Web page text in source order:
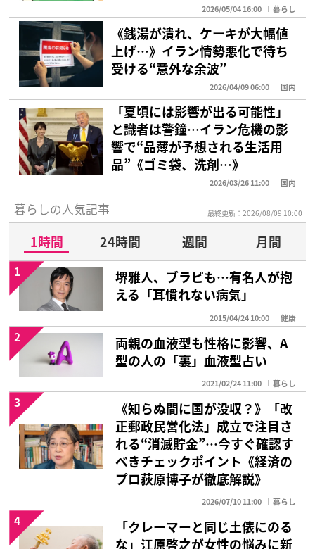
2026/05/04 16:00 暮らし
《銭湯が潰れ、ケーキが大幅値
上げ…》イラン情勢悪化で待ち
受ける“意外な余波”
2026/04/09 06:00 国内
「夏頃には影響が出る可能性」
と識者は警鐘…イラン危機の影
響で“品薄が予想される生活用
品”《ゴミ袋、洗剤…》
2026/03/26 11:00 国内
暮らしの人気記事 最終更新：2026/08/09 10:00
1時間 24時間 週間
月間
堺雅人、ブラピも…有名人が抱
える「耳慣れない病気」
2015/04/24 10:00 健康
1
両親の血液型も性格に影響、A
型の人の「裏」血液型占い
2021/02/24 11:00 暮らし
2
《知らぬ間に国が没収？》「改
正郵政民営化法」成立で注目さ
れる“消滅貯金”…今すぐ確認す
べきチェックポイント《経済の
プロ荻原博子が徹底解説》
2026/07/10 11:00 暮らし
3
「クレーマーと同じ土俵にのる
な」江原啓之が女性の悩みに新
4